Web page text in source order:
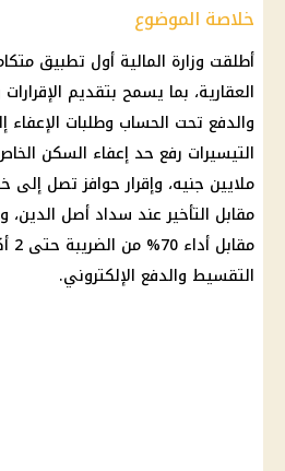
خلاصة الموضوع
أطلقت وزارة المالية أول تطبيق
العقارية، بما يسمح بتقديم
والدفع تحت الحساب وطلبات الإعفاء
مقابل التأخير عند سداد أصل الدين،
التقسيط والدفع الإلكتروني.